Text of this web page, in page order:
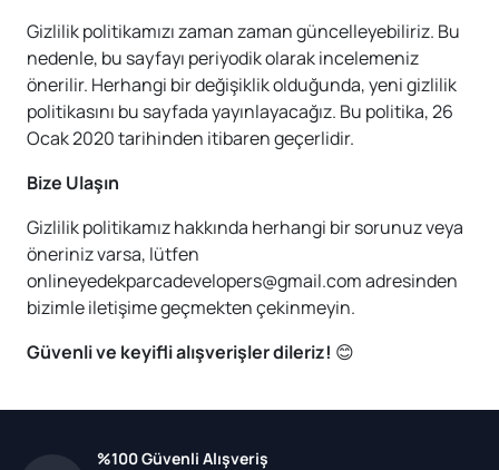
Gizlilik politikamızı zaman zaman güncelleyebiliriz. Bu
nedenle, bu sayfayı periyodik olarak incelemeniz
önerilir. Herhangi bir değişiklik olduğunda, yeni gizlilik
politikasını bu sayfada yayınlayacağız. Bu politika, 26
Ocak 2020 tarihinden itibaren geçerlidir.
Bize Ulaşın
Gizlilik politikamız hakkında herhangi bir sorunuz veya
öneriniz varsa, lütfen
onlineyedekparcadevelopers@gmail.comadresinden
bizimle iletişime geçmekten çekinmeyin.
Güvenli ve keyifli alışverişler dileriz! 😊
%100 Güvenli Alışveriş